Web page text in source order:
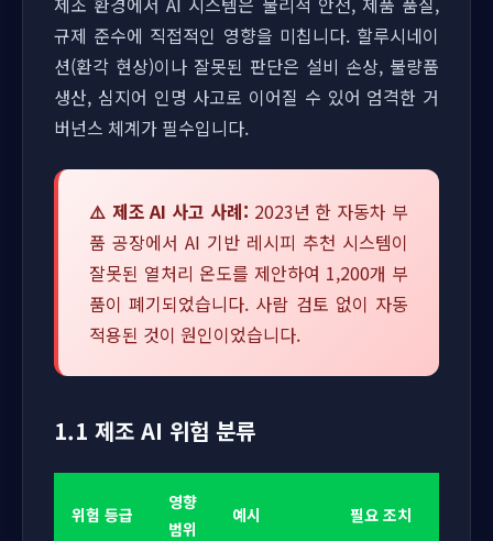
규제 준수에 직접적인 영향을 미칩니다. 할루시네이
션(환각 현상)이나 잘못된 판단은 설비 손상, 불량품
생산, 심지어 인명 사고로 이어질 수 있어 엄격한 거
버넌스 체계가 필수입니다.
⚠️ 제조 AI 사고 사례: 2023년 한 자동차 부
품 공장에서 AI 기반 레시피 추천 시스템이
잘못된 열처리 온도를 제안하여 1,200개 부
품이 폐기되었습니다. 사람 검토 없이 자동
적용된 것이 원인이었습니다.
1.1 제조 AI 위험 분류
위험 등급
영향
범위
예시 필요 조치